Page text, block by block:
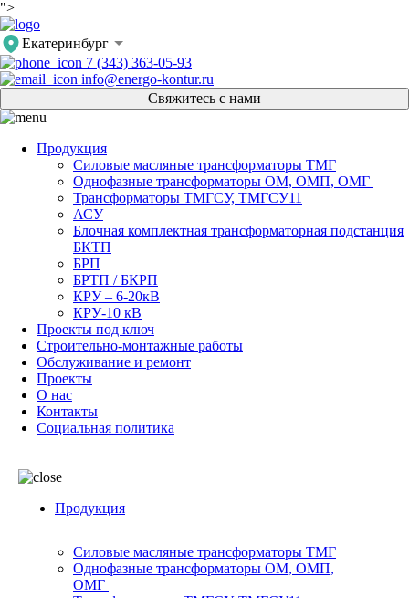
">
Екатеринбург
7 (343) 363-05-93
info@energo-kontur.ru
Свяжитесь с нами
Продукция
Силовые масляные трансформаторы ТМГ
Однофазные трансформаторы ОМ, ОМП, ОМГ
Трансформаторы ТМГСУ, ТМГСУ11
АСУ
Блочная комплектная трансформаторная подстанция
БКТП
БРП
БРТП / БКРП
КРУ – 6-20кВ
КРУ-10 кВ
Проекты под ключ
Строительно-монтажные работы
Обслуживание и ремонт
Проекты
О нас
Контакты
Социальная политика
Продукция
Силовые масляные трансформаторы ТМГ
Однофазные трансформаторы ОМ, ОМП,
ОМГ